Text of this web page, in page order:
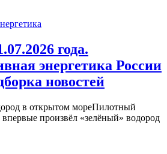
года.
энергетика России
новостей
в открытом мореПилотный
произвёл «зелёный» водород